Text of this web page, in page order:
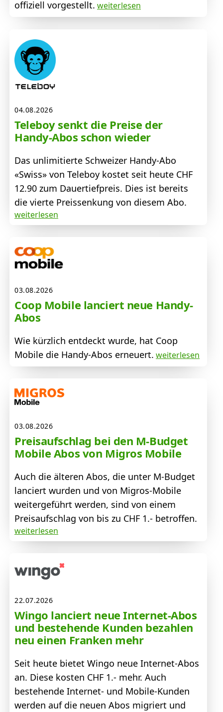
offiziell vorgestellt. weiterlesen
04.08.2026
Teleboy senkt die Preise der
Handy-Abos schon wieder
Das unlimitierte Schweizer Handy-Abo
«Swiss» von Teleboy kostet seit heute CHF
12.90 zum Dauertiefpreis. Dies ist bereits
die vierte Preissenkung von diesem Abo.
weiterlesen
03.08.2026
Coop Mobile lanciert neue Handy-
Abos
Wie kürzlich entdeckt wurde, hat Coop
Mobile die Handy-Abos erneuert. weiterlesen
03.08.2026
Preisaufschlag bei den M-Budget
Mobile Abos von Migros Mobile
Auch die älteren Abos, die unter M-Budget
lanciert wurden und von Migros-Mobile
weitergeführt werden, sind von einem
Preisaufschlag von bis zu CHF 1.- betroffen.
weiterlesen
22.07.2026
Wingo lanciert neue Internet-Abos
und bestehende Kunden bezahlen
neu einen Franken mehr
Seit heute bietet Wingo neue Internet-Abos
an. Diese kosten CHF 1.- mehr. Auch
bestehende Internet- und Mobile-Kunden
werden auf die neuen Abos migriert und